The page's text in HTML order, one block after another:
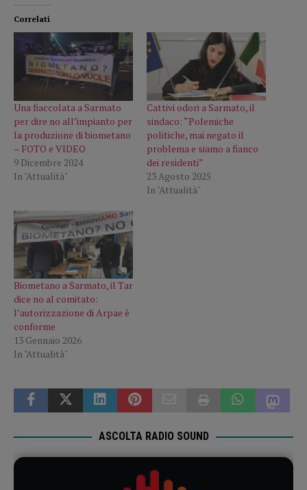
Correlati
Una fiaccolata a Sarmato
per dire no all’impianto per
la produzione di biometano
– FOTO e VIDEO
9 Dicembre 2024
In "Attualità"
Cattivi odori a Sarmato, il
sindaco: “Polemiche
politiche, mai negato il
problema e siamo a fianco
dei residenti”
23 Agosto 2025
In "Attualità"
Biometano a Sarmato, il Tar
dice no al comitato:
l’autorizzazione di Arpae è
conforme
13 Gennaio 2026
In "Attualità"
ASCOLTA RADIO SOUND